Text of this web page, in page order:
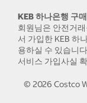
KEB 하나은행 구
회원님은 안전거
서 가입한 KEB 하
용하실 수 있습니
서비스 가입사실
© 2026 Costco